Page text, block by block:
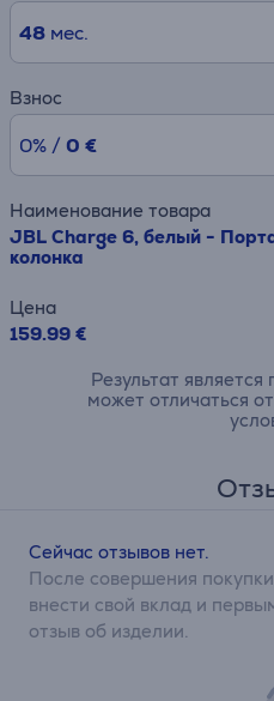
48мес.
Взнос
0% / 0 €
Наименование товара
JBL Charge 6, белый -
колонка
Цена
159.99 €
Результат
может отличаться
Сейчас отзывов нет.
После совершения
внести свой вклад и
отзыв об изделии.